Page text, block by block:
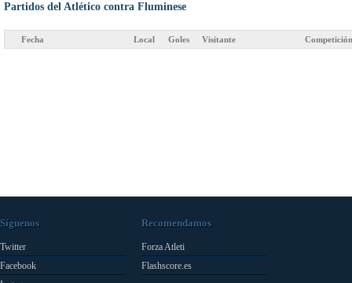
Partidos del Atlético contra Fluminese
Fecha Local Goles Visitante Competición
Síguenos
Twitter
Facebook
Recomendamos
Forza Atleti
Flashscore.es